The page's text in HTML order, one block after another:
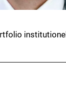
institutionell